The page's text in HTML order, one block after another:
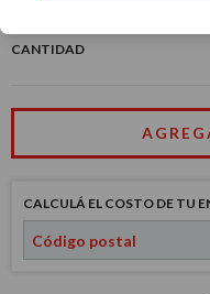
CANTIDAD
CALCULÁ EL COSTO DE TU